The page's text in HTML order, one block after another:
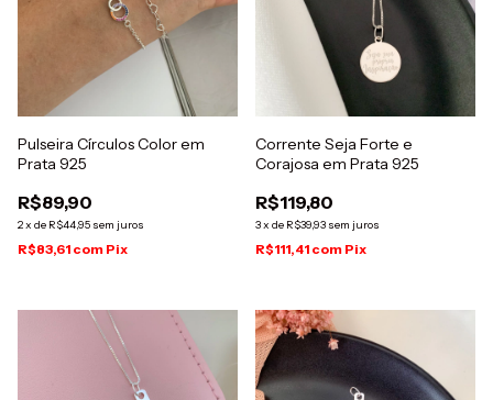
Pulseira Círculos Color em
Prata 925
R$89,90
2x de R$44,95 sem juros
R$83,61 com Pix
Corrente Seja Forte e
Corajosa em Prata 925
R$119,80
3x de R$39,93 sem juros
R$111,41 com Pix